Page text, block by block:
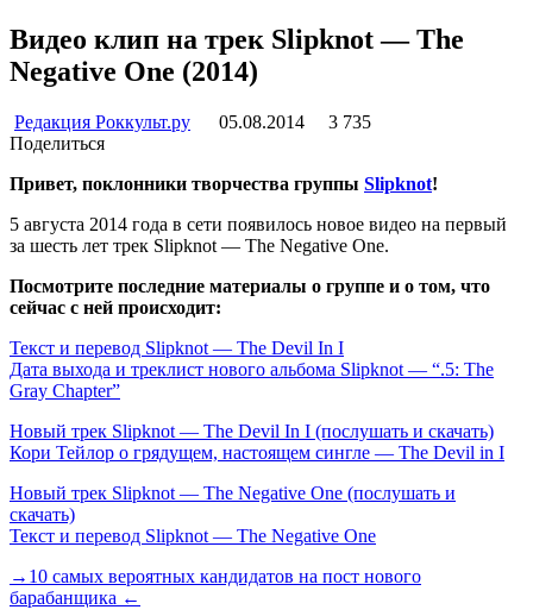
Видео клип на трек Slipknot — The
Negative One (2014)
Редакция Роккульт.ру 05.08.2014
3 735
Поделиться
Привет, поклонники творчества группы Slipknot!
5 августа 2014 года в сети появилось новое видео на первый
за шесть лет трек Slipknot — The Negative One.
Посмотрите последние материалы о группе и о том, что
сейчас с ней происходит:
Текст и перевод Slipknot — The Devil In I
Дата выхода и треклист нового альбома Slipknot — “.5: The
Gray Chapter”
Новый трек Slipknot — The Devil In I (послушать и скачать)
Кори Тейлор о грядущем, настоящем сингле — The Devil in I
Новый трек Slipknot — The Negative One (послушать и
скачать)
Текст и перевод Slipknot — The Negative One
→10 самых вероятных кандидатов на пост нового
барабанщика ←